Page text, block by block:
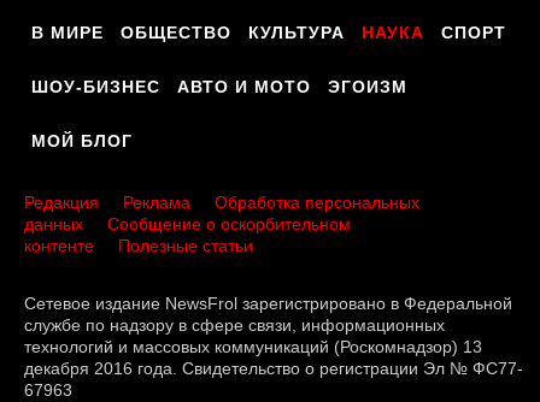
В МИРЕ ОБЩЕСТВО КУЛЬТУРА НАУКА СПОРТ
ШОУ-БИЗНЕС АВТО И МОТО ЭГОИЗМ
МОЙ БЛОГ
Редакция Реклама
Обработка персональных
данных
Сообщение о оскорбительном
контенте
Полезные статьи
Сетевое издание NewsFrol зарегистрировано в Федеральной
службе по надзору в сфере связи, информационных
технологий и массовых коммуникаций (Роскомнадзор) 13
декабря 2016 года. Свидетельство о регистрации Эл № ФС77-
67963